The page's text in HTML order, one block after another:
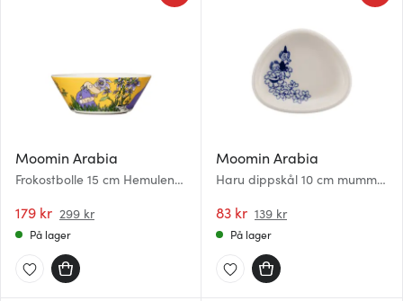
Moomin Arabia
Frokostbolle 15 cm Hemulen
179 kr 299 kr
På lager
Moomin Arabia
Haru dippskål 10 cm mummi
83 kr 139 kr
På lager